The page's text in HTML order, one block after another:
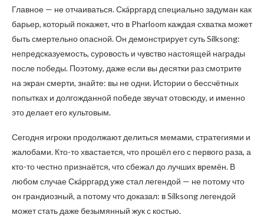
Главное — не отчаиваться. Скáрргард специально задуман как
барьер, который покажет, что в Pharloom каждая схватка может
быть смертельно опасной. Он демонстрирует суть Silksong:
непредсказуемость, суровость и чувство настоящей награды
после победы. Поэтому, даже если вы десятки раз смотрите
на экран смерти, знайте: вы не одни. Истории о бессчётных
попытках и долгожданной победе звучат отовсюду, и именно
это делает его культовым.
Сегодня игроки продолжают делиться мемами, стратегиями и
жалобами. Кто-то хвастается, что прошёл его с первого раза, а
кто-то честно признаётся, что сбежал до лучших времён. В
любом случае Скáрргард уже стал легендой — не потому что
он грандиозный, а потому что доказал: в Silksong легендой
может стать даже безымянный жук с костью.